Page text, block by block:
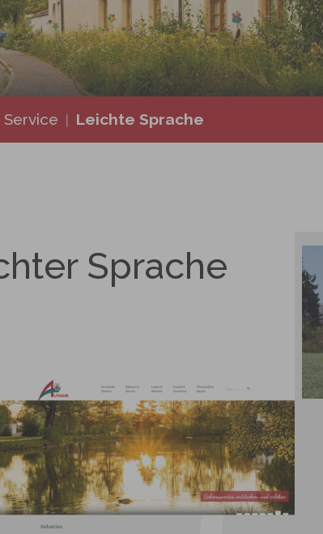
Bussen Sonne
Service Leichte Sprache
Sprache